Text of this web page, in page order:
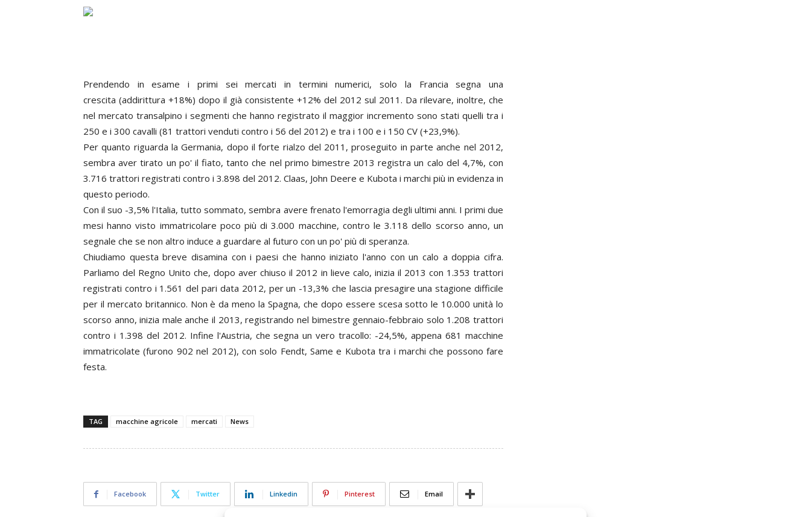
Prendendo in esame i primi sei mercati in termini numerici, solo la Francia segna una
crescita (addirittura +18%) dopo il già consistente +12% del 2012 sul 2011. Da rilevare, inoltre, che
nel mercato transalpino i segmenti che hanno registrato il maggior incremento sono stati quelli tra i
250 e i 300 cavalli (81 trattori venduti contro i 56 del 2012) e tra i 100 e i 150 CV (+23,9%).
Per quanto riguarda la Germania, dopo il forte rialzo del 2011, proseguito in parte anche nel 2012,
sembra aver tirato un po' il fiato, tanto che nel primo bimestre 2013 registra un calo del 4,7%, con
3.716 trattori registrati contro i 3.898 del 2012. Claas, John Deere e Kubota i marchi più in evidenza in
questo periodo.
Con il suo -3,5% l'Italia, tutto sommato, sembra avere frenato l'emorragia degli ultimi anni. I primi due
mesi hanno visto immatricolare poco più di 3.000 macchine, contro le 3.118 dello scorso anno, un
segnale che se non altro induce a guardare al futuro con un po' più di speranza.
Chiudiamo questa breve disamina con i paesi che hanno iniziato l'anno con un calo a doppia cifra.
Parliamo del Regno Unito che, dopo aver chiuso il 2012 in lieve calo, inizia il 2013 con 1.353 trattori
registrati contro i 1.561 del pari data 2012, per un -13,3% che lascia presagire una stagione difficile
per il mercato britannico. Non è da meno la Spagna, che dopo essere scesa sotto le 10.000 unità lo
scorso anno, inizia male anche il 2013, registrando nel bimestre gennaio-febbraio solo 1.208 trattori
contro i 1.398 del 2012. Infine l'Austria, che segna un vero tracollo: -24,5%, appena 681 macchine
immatricolate (furono 902 nel 2012), con solo Fendt, Same e Kubota tra i marchi che possono fare
festa.
TAG macchine agricole mercati News
Facebook Twitter Linkedin Pinterest Email